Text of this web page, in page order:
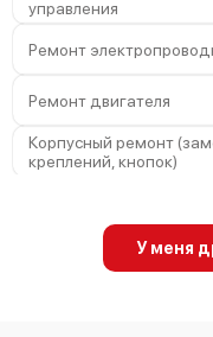
управления
Ремонт
Ремонт двигателя
Корпусный ремонт
креплений, кнопок)
Замена двигателя
У меня